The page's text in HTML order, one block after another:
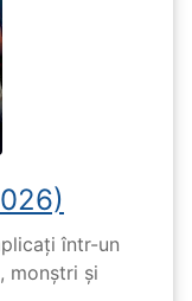
într-un
monștri și